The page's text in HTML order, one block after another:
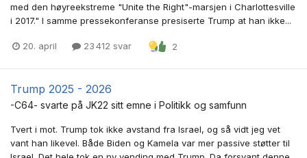
med den høyreekstreme "Unite the Right"-marsjen i Charlottesville
i 2017." I samme pressekonferanse presiserte Trump at han ikke...
20. april 23 412 svar 2
Trump 2025 - 2026
-C64- svarte på JK22 sitt emne i Politikk og samfunn
Tvert i mot. Trump tok ikke avstand fra Israel, og så vidt jeg vet
vant han likevel. Både Biden og Kamela var mer passive støtter til